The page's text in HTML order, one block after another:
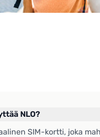
NLO?
SIM-kortti, joka